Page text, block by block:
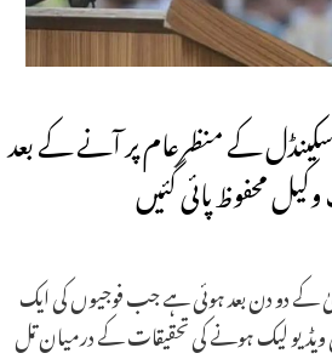
کے منظرعام پر آنے کے بعد
محفوظ پائی گئیں
دو دن بعد ہوئی ہے جب فوجیوں کی ایک
ویڈیو لیک ہونے کی تحقیقات کے درمیان تل